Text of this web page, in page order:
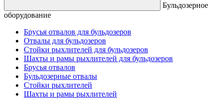
Бульдозерное
оборудование
Брусья отвалов для бульдозеров
Отвалы для бульдозеров
Стойки рыхлителей для бульдозеров
Шахты и рамы рыхлителей для бульдозеров
Брусья отвалов
Бульдозерные отвалы
Стойки рыхлителей
Шахты и рамы рыхлителей